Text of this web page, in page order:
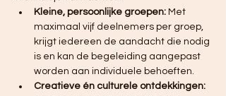
Kleine, persoonlijke groepen: Met
maximaal vijf deelnemers per groep,
krijgt iedereen de aandacht die nodig
is en kan de begeleiding aangepast
worden aan individuele behoeften.
Creatieve én culturele ontdekkingen: